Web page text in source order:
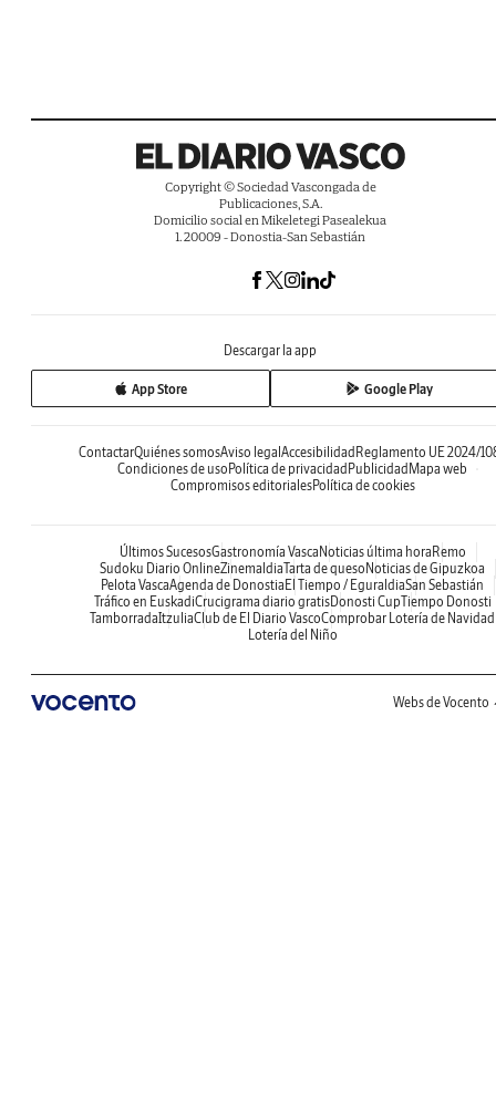
Copyright © Sociedad Vascongada de
Publicaciones, S.A.
Domicilio social en Mikeletegi Pasealekua
1. 20009 - Donostia-San Sebastián
Descargar la app
App Store Google Play
ContactarQuiénes somosAviso legal Accesibilidad Reglamento UE 2024/
Condiciones de uso Política de privacidad Publicidad Mapa web
Compromisos editorialesPolítica de cookies
Últimos SucesosGastronomía Vasca Noticias última hora Remo
Sudoku Diario OnlineZinemaldiaTarta de queso Noticias de Gipuzkoa
Pelota VascaAgenda de Donostia El Tiempo / EguraldiaSan Sebastián
Tráfico en EuskadiCrucigrama diario gratisDonosti CupTiempo Donosti
TamborradaItzuliaClub de El Diario VascoComprobar Lotería de Navidad
Lotería del Niño
Webs de Vocento